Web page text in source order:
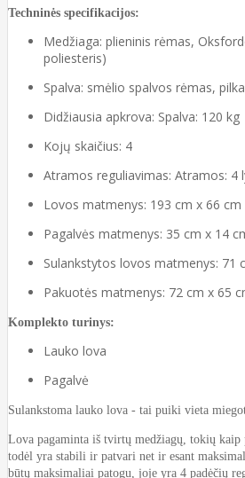
Techninės specifikacijos:
Medžiaga: plieninis rėmas,
poliesteris)
Spalva: smėlio spalvos rėmas,
Didžiausia apkrova: Spalva: 120 kg
Kojų skaičius: 4
Atramos reguliavimas: Atramos: 4
Lovos matmenys: 193 cm x 66 cm
Pagalvės matmenys: 35 cm x 14
Sulankstytos lovos matmenys: 71
Pakuotės matmenys: 72 cm x 65
Komplekto turinys:
Lauko lova
Pagalvė
Sulankstoma lauko lova - tai puiki vieta
Lova pagaminta iš tvirtų medžiagų, tokių kaip
todėl yra stabili ir patvari net ir esant
būtų maksimaliai patogu, joje yra 4 padėčių